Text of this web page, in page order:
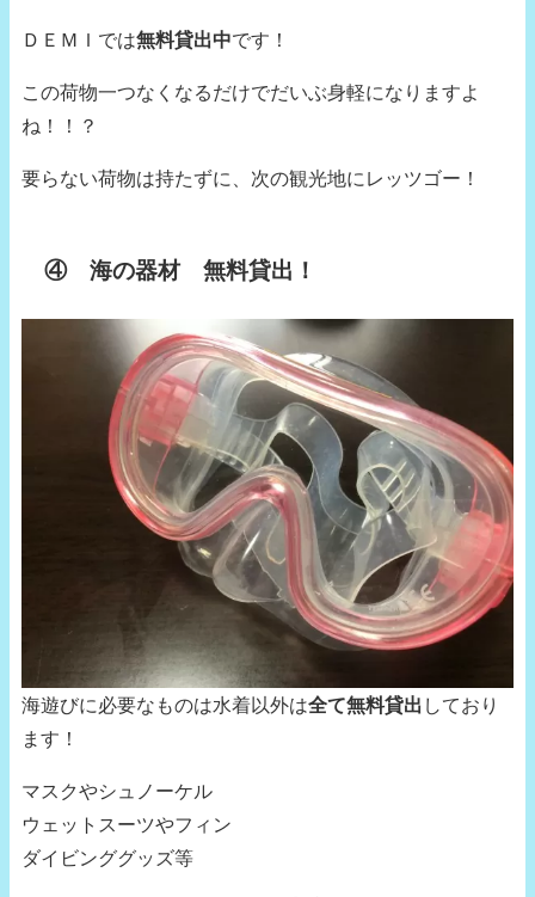
ＤＥＭＩでは無料貸出中です！
この荷物一つなくなるだけでだいぶ身軽になりますよ
ね！！？
要らない荷物は持たずに、次の観光地にレッツゴー！
④ 海の器材 無料貸出！
海遊びに必要なものは水着以外は全て無料貸出 しており
ます！
マスクやシュノーケル
ウェットスーツやフィン
ダイビンググッズ等